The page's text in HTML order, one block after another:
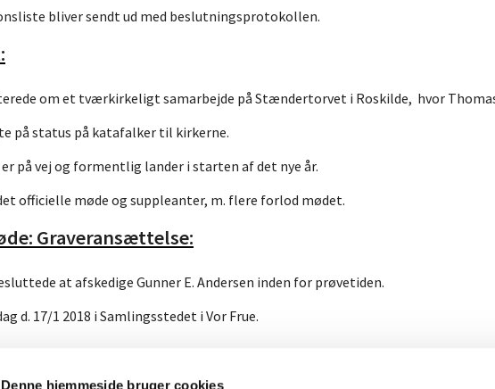
Denne hjemmeside bruger cookies
bliver sendt ud med beslutningsprotokollen.
om et tværkirkeligt samarbejde på Stændertorvet i Roskilde, hvor
på status på katafalker til kirkerne.
er på vej og formentlig lander i starten af det nye år.
officielle møde og suppleanter, m. flere forlod mødet.
Graveransættelse:
at afskedige Gunner E. Andersen inden for prøvetiden.
d. 17/1 2018 i Samlingsstedet i Vor Frue.